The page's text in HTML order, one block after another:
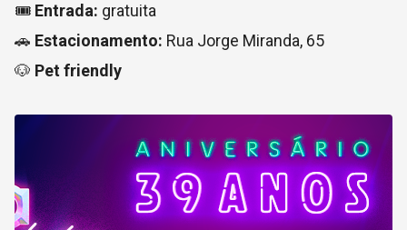
🎟 Entrada: gratuita
🚗 Estacionamento: Rua Jorge Miranda, 65
🐶 Pet friendly